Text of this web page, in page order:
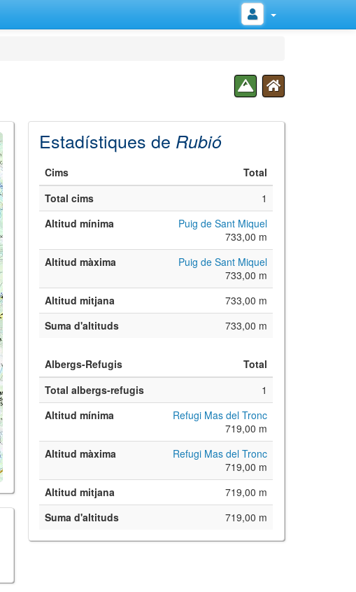
Estadístiques de Rubió
Cims
Total
Total cims
1
Altitud mínima
Puig de Sant Miquel
733,00 m
Altitud màxima
Puig de Sant Miquel
733,00 m
Altitud mitjana
733,00 m
Suma d'altituds
733,00 m
Albergs-Refugis
Total
Total albergs-refugis
1
Altitud mínima
Refugi Mas del Tronc
719,00 m
Altitud màxima
Refugi Mas del Tronc
719,00 m
Altitud mitjana
719,00 m
Suma d'altituds
719,00 m